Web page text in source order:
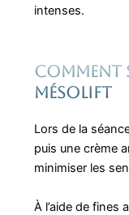
intenses.
Comment
mésolift
Lors de la
puis une crème
minimiser les
À l’aide de fines